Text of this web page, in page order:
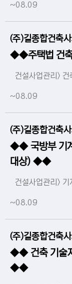
~08.09
(주)길종합건축
◆◆주택법 건
건설사업관리> 건
~08.09
(주)길종합건축
◆◆ 국방부 기
대상) ◆◆
건설사업관리> 기
~08.09
(주)길종합건축
◆◆ 건축 기술
◆◆